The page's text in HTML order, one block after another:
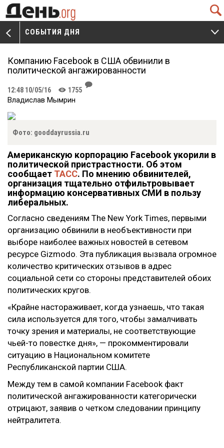
Q
V
СОБЫТИЯ ДНЯ
W
Компанию Facebook в США обвинили в
политической ангажированности
12:48 10/05/16 K 1755
J
Владислав Мымрин
Фото: gooddayrussia.ru
Американскую корпорацию Facebook укорили в
политической пристрастности. Об этом
сообщает ТАСС. По мнению обвинителей,
организация тщательно отфильтровывает
информацию консервативных СМИ в пользу
либеральных.
Согласно сведениям The New York Times, первыми
организацию обвинили в необъективности при
выборе наиболее важных новостей в сетевом
ресурсе Gizmodo. Эта публикация вызвала огромное
количество критических отзывов в адрес
социальной сети со стороны представителей обоих
политических кругов.
«Крайне настораживает, когда узнаешь, что такая
сила используется для того, чтобы замалчивать
точку зрения и материалы, не соответствующие
чьей-то повестке дня», — прокомментировали
ситуацию в Национальном комитете
Республиканской партии США.
Между тем в самой компании Facebook факт
политической ангажированности категорически
отрицают, заявив о четком следовании принципу
нейтралитета.